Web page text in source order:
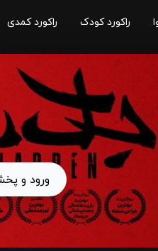
راکورد کودک راکورد کمدی
ورود و